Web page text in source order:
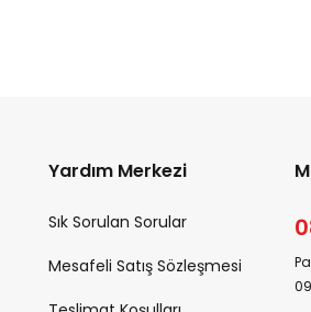
Yardım Merkezi
Sık Sorulan Sorular
Mesafeli Satış Sözleşmesi